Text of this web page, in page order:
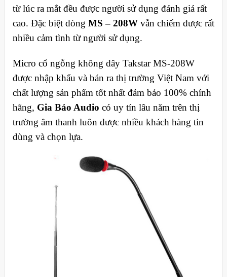
từ lúc ra mắt đều được người sử dụng đánh giá rất
cao. Đặc biệt dòng MS – 208Wvẫn chiếm được rất
nhiều cảm tình từ người sử dụng.
Micro cổ ngỗng không dây Takstar MS-208W
được nhập khẩu và bán ra thị trường Việt Nam với
chất lượng sản phẩm tốt nhất đảm bảo 100% chính
hãng, Gia Bảo Audio có uy tín lâu năm trên thị
trường âm thanh luôn được nhiều khách hàng tin
dùng và chọn lựa.